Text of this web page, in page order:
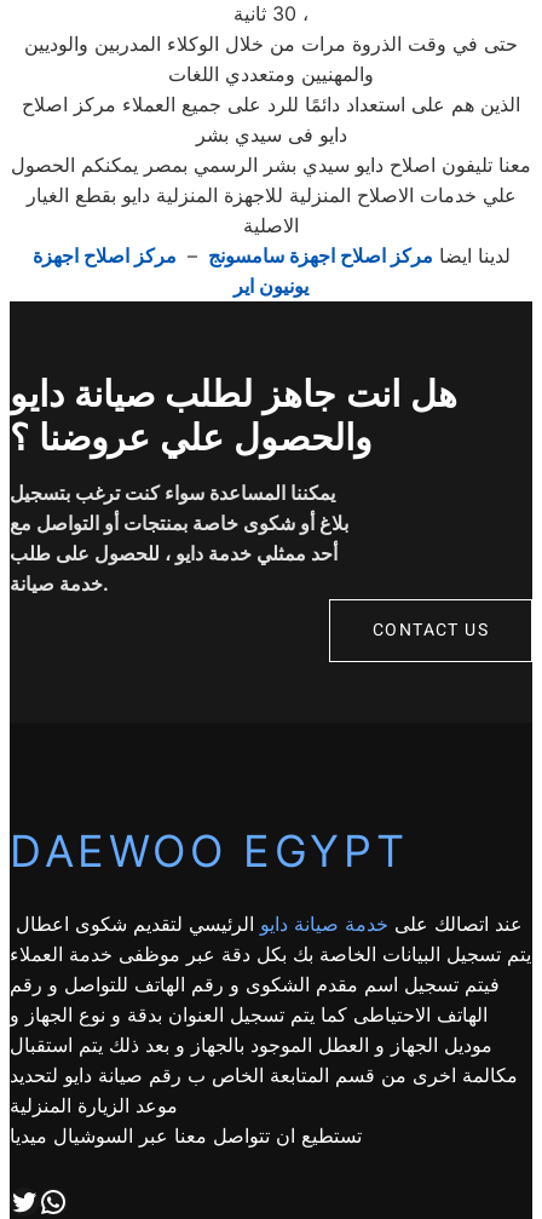
30 ثانية ،
حتى في وقت الذروة مرات من خلال الوكلاء المدربين والوديين
والمهنيين ومتعددي اللغات
الذين هم على استعداد دائمًا للرد على جميع العملاء مركز اصلاح
دايو فى سيدي بشر
معنا تليفون اصلاح دايو سيدي بشر الرسمي بمصر يمكنكم الحصول
علي خدمات الاصلاح المنزلية للاجهزة المنزلية دايو بقطع الغيار
الاصلية
لدينا ايضا مركز اصلاح اجهزة سامسونج – مركز اصلاح اجهزة
يونيون اير
هل انت جاهز لطلب صيانة دايو
والحصول علي عروضنا ؟
يمكننا المساعدة سواء كنت ترغب بتسجيل
بلاغ أو شكوى خاصة بمنتجات أو التواصل مع
أحد ممثلي خدمة دايو ، للحصول على طلب
خدمة صيانة.
CONTACT US
DAEWOO EGYPT
عند اتصالك على خدمة صيانة دايو الرئيسي لتقديم شكوى اعطال
يتم تسجيل البيانات الخاصة بك بكل دقة عبر موظفى خدمة العملاء
فيتم تسجيل اسم مقدم الشكوى و رقم الهاتف للتواصل و رقم
الهاتف الاحتياطى كما يتم تسجيل العنوان بدقة و نوع الجهاز و
موديل الجهاز و العطل الموجود بالجهاز و بعد ذلك يتم استقبال
مكالمة اخرى من قسم المتابعة الخاص ب رقم صيانة دايو لتحديد
موعد الزيارة المنزلية
تستطيع ان تتواصل معنا عبر السوشيال ميديا
تابعنا علي صفحة التويتر اتصل بنا علي طريق الوتساب